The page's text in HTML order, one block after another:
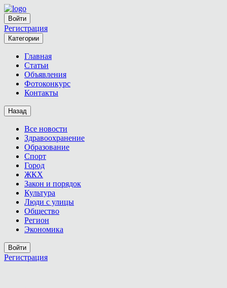
Войти
Регистрация
Категории
Главная
Статьи
Объявления
Фотоконкурс
Контакты
Назад
Все новости
Здравоохранение
Образование
Спорт
Город
ЖКХ
Закон и порядок
Культура
Люди с улицы
Общество
Регион
Экономика
Войти
Регистрация